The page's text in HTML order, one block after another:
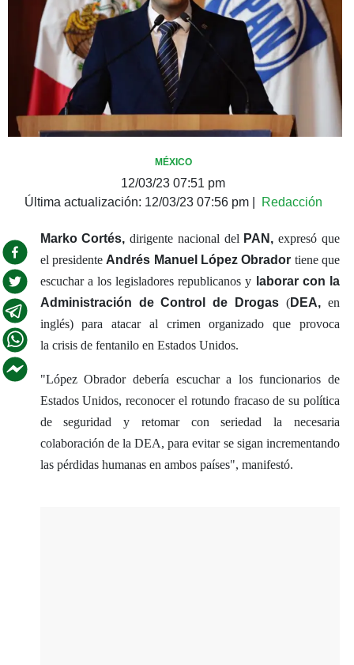
MÉXICO
12/03/23 07:51 pm
Última actualización: 12/03/23 07:56 pm| Redacción
Marko Cortés, dirigente nacional del PAN, expresó que
el presidente Andrés Manuel López Obrador tiene que
escuchar a los legisladores republicanos y laborar con la
Administración de Control de Drogas (DEA, en
inglés) para atacar al crimen organizado que provoca
la crisis de fentanilo en Estados Unidos.
"López Obrador debería escuchar a los funcionarios de
Estados Unidos, reconocer el rotundo fracaso de su política
de seguridad y retomar con seriedad la necesaria
colaboración de la DEA, para evitar se sigan incrementando
las pérdidas humanas en ambos países", manifestó.